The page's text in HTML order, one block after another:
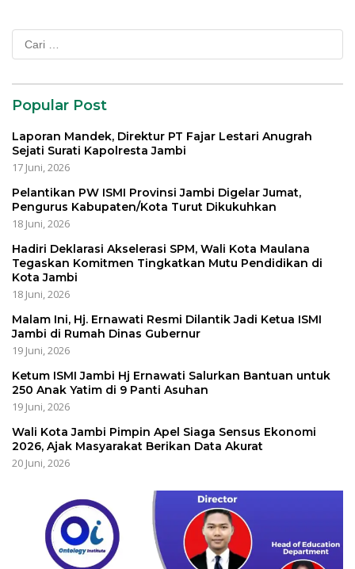
Cari
untuk:
Popular Post
Laporan Mandek, Direktur PT Fajar Lestari Anugrah
Sejati Surati Kapolresta Jambi
17 Juni, 2026
Pelantikan PW ISMI Provinsi Jambi Digelar Jumat,
Pengurus Kabupaten/Kota Turut Dikukuhkan
18 Juni, 2026
Hadiri Deklarasi Akselerasi SPM, Wali Kota Maulana
Tegaskan Komitmen Tingkatkan Mutu Pendidikan di
Kota Jambi
18 Juni, 2026
Malam Ini, Hj. Ernawati Resmi Dilantik Jadi Ketua ISMI
Jambi di Rumah Dinas Gubernur
19 Juni, 2026
Ketum ISMI Jambi Hj Ernawati Salurkan Bantuan untuk
250 Anak Yatim di 9 Panti Asuhan
19 Juni, 2026
Wali Kota Jambi Pimpin Apel Siaga Sensus Ekonomi
2026, Ajak Masyarakat Berikan Data Akurat
20 Juni, 2026